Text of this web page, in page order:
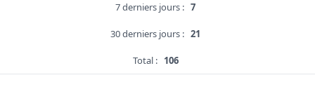
7 derniers jours : 7
30 derniers jours : 21
Total : 106